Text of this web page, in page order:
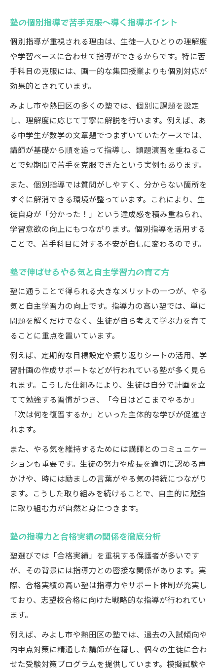
塾の個別指導で苦手克服へ導く指導ポイント
個別指導が重視される理由は、生徒一人ひとりの理解度
や学習ペースに合わせて指導ができるからです。特に苦
手科目の克服には、画一的な集団授業よりも個別対応が
効果的とされています。
みよし市や熱田区の多くの塾では、個別に課題を設定
し、理解度に応じて丁寧に解説を行います。例えば、あ
る中学生が数学の文章題でつまずいていたケースでは、
講師が基礎から順を追って指導し、類題演習を重ねるこ
とで短期間で苦手を克服できたという実例もあります。
また、個別指導では質問がしやすく、分からない箇所を
すぐに解消できる環境が整っています。これにより、生
徒自身が「分かった！」という達成感を積み重ねられ、
学習意欲の向上にもつながります。個別指導を活用する
ことで、苦手科目に対する不安が自信に変わるのです。
塾で伸ばせるやる気と自主学習力の育て方
塾に通うことで得られる大きなメリットの一つが、やる
気と自主学習力の向上です。指導力の高い塾では、単に
問題を解くだけでなく、生徒が自ら考えて学ぶ力を育て
ることに重点を置いています。
例えば、定期的な目標設定や振り返りシートの活用、学
習計画の作成サポートなどが行われている塾が多く見ら
れます。こうした仕組みにより、生徒は自分で計画を立
てて勉強する習慣がつき、「今日はどこまでやるか」
「次は何を復習するか」といった主体的な学びが促進さ
れます。
また、やる気を維持するためには講師とのコミュニケー
ションも重要です。生徒の努力や成長を適切に認める声
かけや、時には励ましの言葉がやる気の持続につながり
ます。こうした取り組みを続けることで、自主的に勉強
に取り組む力が自然と身につきます。
塾の指導力と合格実績の関係を徹底分析
塾選びでは「合格実績」を重視する保護者が多いです
が、その背景には指導力との密接な関係があります。実
際、合格実績の高い塾は指導力やサポート体制が充実し
ており、志望校合格に向けた戦略的な指導が行われてい
ます。
例えば、みよし市や熱田区の塾では、過去の入試傾向や
内申点対策に精通した講師が在籍し、個々の生徒に合わ
せた受験対策プログラムを提供しています。模擬試験や